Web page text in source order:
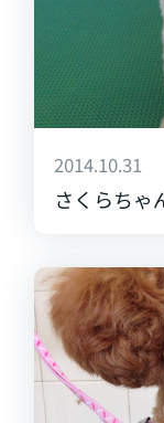
2014.10.31
さくらち